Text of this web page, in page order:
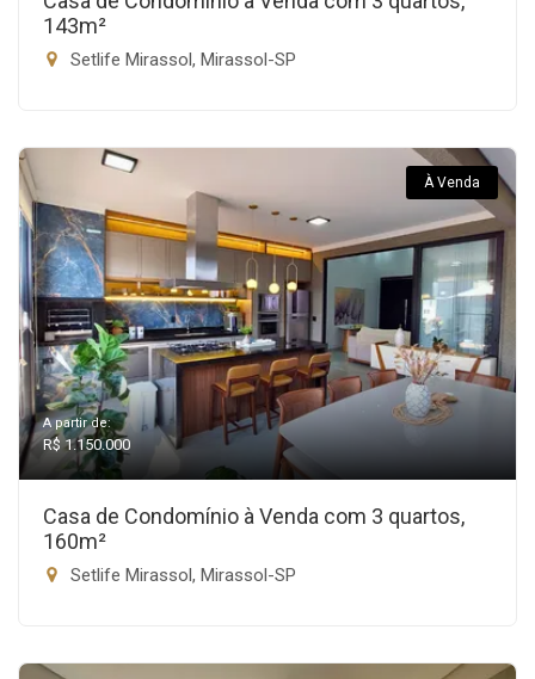
143m²
Setlife Mirassol, Mirassol-SP
À Venda
A partir de:
R$ 1.150.000
Casa de Condomínio à Venda com 3 quartos,
160m²
Setlife Mirassol, Mirassol-SP